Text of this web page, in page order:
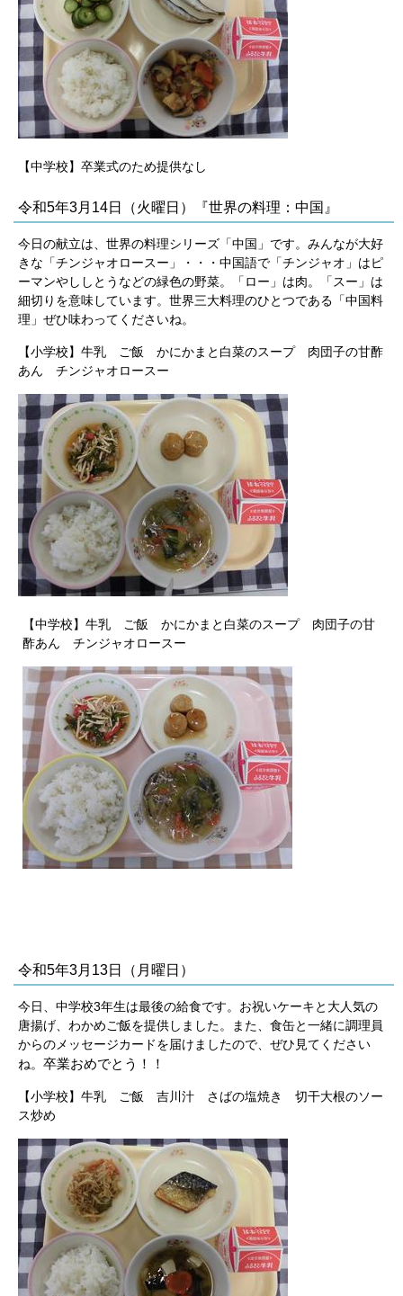
【中学校】卒業式のため提供なし
令和5年3月14日（火曜日）『世界の料理：中国』
今日の献立は、世界の料理シリーズ「中国」です。みんなが大好
きな「チンジャオロースー」・・・中国語で「チンジャオ」はピ
ーマンやししとうなどの緑色の野菜。「ロー」は肉。「スー」は
細切りを意味しています。世界三大料理のひとつである「中国料
理」ぜひ味わってくださいね。
【小学校】牛乳 ご飯 かにかまと白菜のスープ 肉団子の甘酢
あん チンジャオロースー
【中学校】牛乳 ご飯 かにかまと白菜のスープ 肉団子の甘
酢あん チンジャオロースー
令和5年3月13日（月曜日）
今日、中学校3年生は最後の給食です。お祝いケーキと大人気の
唐揚げ、わかめご飯を提供しました。また、食缶と一緒に調理員
からのメッセージカードを届けましたので、ぜひ見てください
ね。 卒業おめでとう！！
【小学校】牛乳 ご飯 吉川汁 さばの塩焼き 切干大根のソー
ス炒め